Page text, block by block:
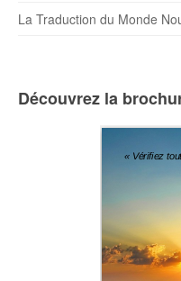
La Traduction du Monde
Découvrez la